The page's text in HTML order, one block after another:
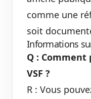
comme une
soit
Informations
Q : Comment
VSF ?
R : Vous